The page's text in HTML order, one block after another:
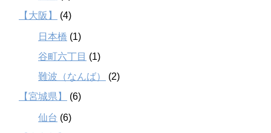
【大阪】
(4)
日本橋 (1)
谷町六丁目 (1)
難波（なんば）
(2)
【宮城県】
(6)
仙台 (6)